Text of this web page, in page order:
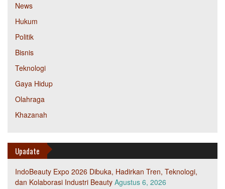
News
Hukum
Politik
Bisnis
Teknologi
Gaya Hidup
Olahraga
Khazanah
Upadate
IndoBeauty Expo 2026 Dibuka, Hadirkan Tren, Teknologi,
dan Kolaborasi Industri Beauty Agustus 6, 2026